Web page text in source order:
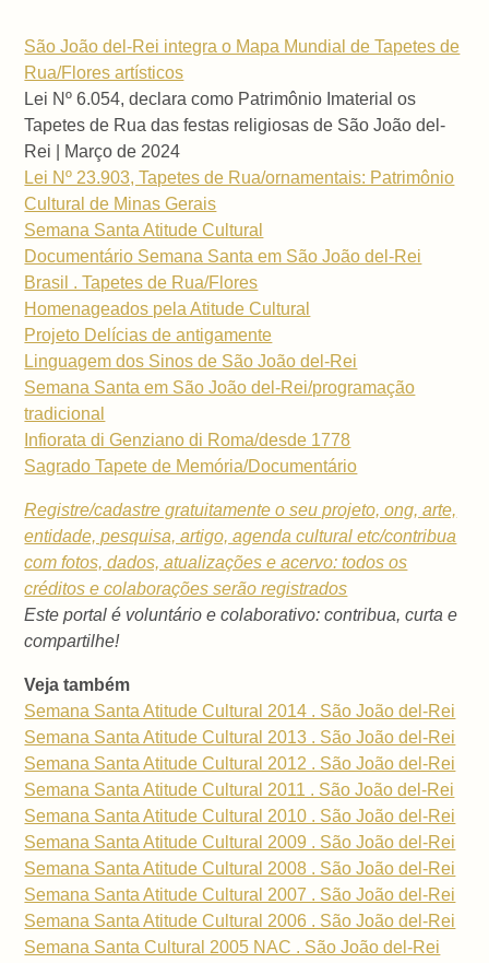
São João del-Rei integra o Mapa Mundial de Tapetes de
Rua/Flores artísticos
Lei Nº 6.054, declara como Patrimônio Imaterial os
Tapetes de Rua das festas religiosas de São João del-
Rei | Março de 2024
Lei Nº 23.903, Tapetes de Rua/ornamentais: Patrimônio
Cultural de Minas Gerais
Semana Santa Atitude Cultural
Documentário Semana Santa em São João del-Rei
Brasil . Tapetes de Rua/Flores
Homenageados pela Atitude Cultural
Projeto Delícias de antigamente
Linguagem dos Sinos de São João del-Rei
Semana Santa em São João del-Rei/programação
tradicional
Infiorata di Genziano di Roma/desde 1778
Sagrado Tapete de Memória/Documentário
Registre/cadastre gratuitamente o seu projeto, ong, arte,
entidade, pesquisa, artigo, agenda cultural etc/contribua
com fotos, dados, atualizações e acervo: todos os
créditos e colaborações serão registrados
Este portal é voluntário e colaborativo: contribua, curta e
compartilhe!
Veja também
Semana Santa Atitude Cultural 2014 . São João del-Rei
Semana Santa Atitude Cultural 2013 . São João del-Rei
Semana Santa Atitude Cultural 2012 . São João del-Rei
Semana Santa Atitude Cultural 2011 . São João del-Rei
Semana Santa Atitude Cultural 2010 . São João del-Rei
Semana Santa Atitude Cultural 2009 . São João del-Rei
Semana Santa Atitude Cultural 2008 . São João del-Rei
Semana Santa Atitude Cultural 2007 . São João del-Rei
Semana Santa Atitude Cultural 2006 . São João del-Rei
Semana Santa Cultural 2005 NAC . São João del-Rei